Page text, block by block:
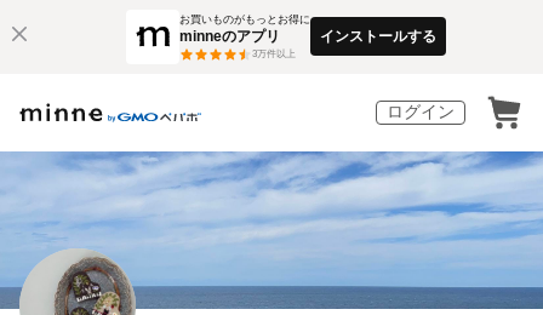
お買いものがもっとお得に
minneのアプリ
3万件以上
インストールする
ログイン